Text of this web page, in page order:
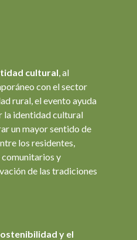
cultural , al
con el sector
rural, el evento ayuda
la identidad cultural
un mayor sentido de
los residentes,
y
de las tradiciones
y el